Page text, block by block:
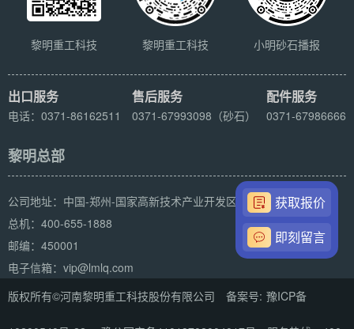
黎明重工科技 黎明重工科技 小明砂石播报
出口服务
电话：0371-86162511
售后服务
0371-67993098（砂石）
配件服务
0371-67986666
黎明总部
公司地址：中国-郑州-国家高新技术产业开发区科学大道169号
总机：400-655-1888
邮编：450001
电子信箱：vip@lmlq.com
版权所有©河南黎明重工科技股份有限公司 备案号: 豫ICP备
获取报价
即刻留言